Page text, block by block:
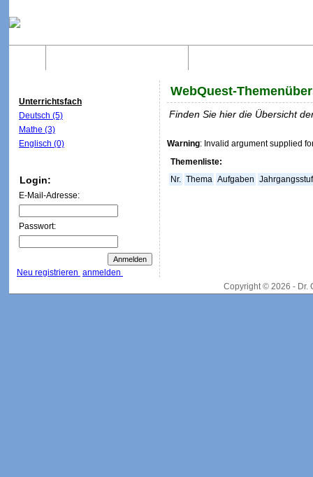
Unterrichtsfach
Deutsch (5)
Mathe (3)
Englisch (0)
Login:
E-Mail-Adresse:
Passwort:
Neu registrieren anmelden
WebQuest-
Finden Sie hier die Übersicht
Warning: Invalid argument supplied
Themenliste:
Nr. Thema Aufgaben
Copyright © 2026 - Dr.